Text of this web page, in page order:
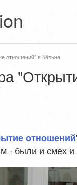
отношений" в Кёльне
отношений
- были и смех